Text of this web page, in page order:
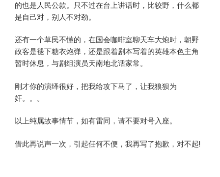
的也是人民公款。只不过在台上讲话时，比较野，什么都
是自己对，别人不对劲。
还有一个草民不懂的，在国会咖啡室聊天车大炮时，朝野
政客是褪下糖衣炮弹，还是跟着剧本写着的英雄本色主角
暂时休息，与剧组演员天南地北话家常。
刚才你的演绎很好，把我给攻下马了，让我狼狈为
奸。。。
以上纯属故事情节，如有雷同，请不要对号入座。
借此再说声一次，引起任何不便，我再写了抱歉，对不起!